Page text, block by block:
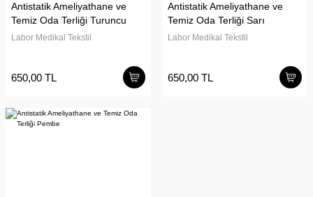
Antistatik Ameliyathane ve
Temiz Oda Terliği Turuncu
Labor Medikal Tekstil
650,00 TL
Antistatik Ameliyathane ve
Temiz Oda Terliği Sarı
Labor Medikal Tekstil
650,00 TL